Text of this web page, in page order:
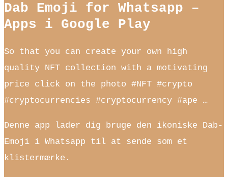
Dab Emoji for Whatsapp –
Apps i Google Play
So that you can create your own high
quality NFT collection with a motivating
price click on the photo #NFT #crypto
#cryptocurrencies #cryptocurrency #ape …
Denne app lader dig bruge den ikoniske Dab-
Emoji i Whatsapp til at sende som et
klistermærke.